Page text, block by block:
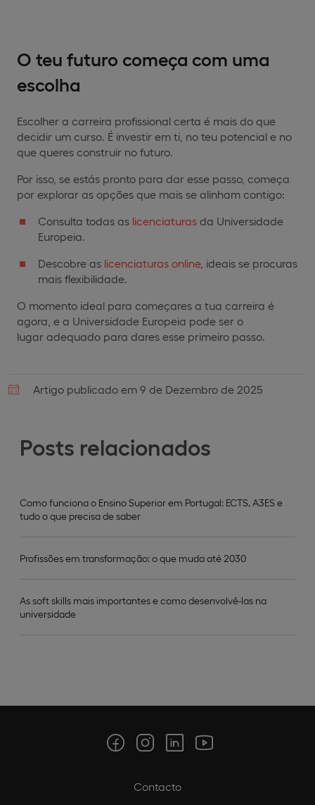
Posts relacionados
Como funciona o Ensino Superior em Portugal: ECTS, A3ES e
tudo o que precisa de saber
Profissões em transformação: o que muda até 2030
As soft skills mais importantes e como desenvolvê-las na
universidade
O teu futuro começa com uma
escolha
Escolher a carreira profissional certa é mais do que
decidir um curso. É investir em ti, no teu potencial e no
que queres construir no futuro.
Por isso, se estás pronto para dar esse passo, começa
por explorar as opções que mais se alinham contigo:
Consulta todas as licenciaturas da Universidade
Europeia.
Descobre as licenciaturas online, ideais se procuras
mais flexibilidade.
O momento ideal para começares a tua carreira é
agora, e a Universidade Europeia pode ser o
lugar adequado para dares esse primeiro passo.
Artigo publicado em 9 de Dezembro de 2025
Contacto